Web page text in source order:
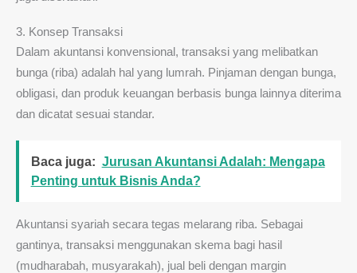
3. Konsep Transaksi
Dalam akuntansi konvensional, transaksi yang melibatkan
bunga (riba) adalah hal yang lumrah. Pinjaman dengan bunga,
obligasi, dan produk keuangan berbasis bunga lainnya diterima
dan dicatat sesuai standar.
Baca juga: Jurusan Akuntansi Adalah: Mengapa
Penting untuk Bisnis Anda?
Akuntansi syariah secara tegas melarang riba. Sebagai
gantinya, transaksi menggunakan skema bagi hasil
(mudharabah, musyarakah), jual beli dengan margin